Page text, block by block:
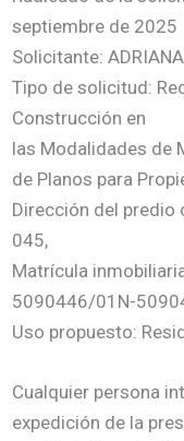
septiembre de 2025
Solicitante:
Tipo de solicitud:
Construcción en
las Modalidades de
de Planos para
Dirección del predio
045,
Matrícula
5090446/01N-
Uso propuesto:
Cualquier persona
expedición de la